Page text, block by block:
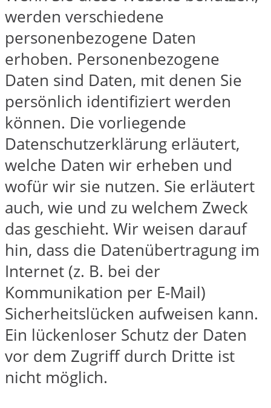
werden verschiedene
personenbezogene Daten
erhoben. Personenbezogene
Daten sind Daten, mit denen Sie
persönlich identifiziert werden
können. Die vorliegende
Datenschutzerklärung erläutert,
welche Daten wir erheben und
wofür wir sie nutzen. Sie erläutert
auch, wie und zu welchem Zweck
das geschieht. Wir weisen darauf
hin, dass die Datenübertragung im
Internet (z. B. bei der
Kommunikation per E-Mail)
Sicherheitslücken aufweisen kann.
Ein lückenloser Schutz der Daten
vor dem Zugriff durch Dritte ist
nicht möglich.